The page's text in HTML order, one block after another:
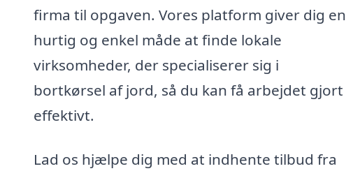
firma til opgaven. Vores platform giver dig en
hurtig og enkel måde at finde lokale
virksomheder, der specialiserer sig i
bortkørsel af jord, så du kan få arbejdet gjort
effektivt.
Lad os hjælpe dig med at indhente tilbud fra